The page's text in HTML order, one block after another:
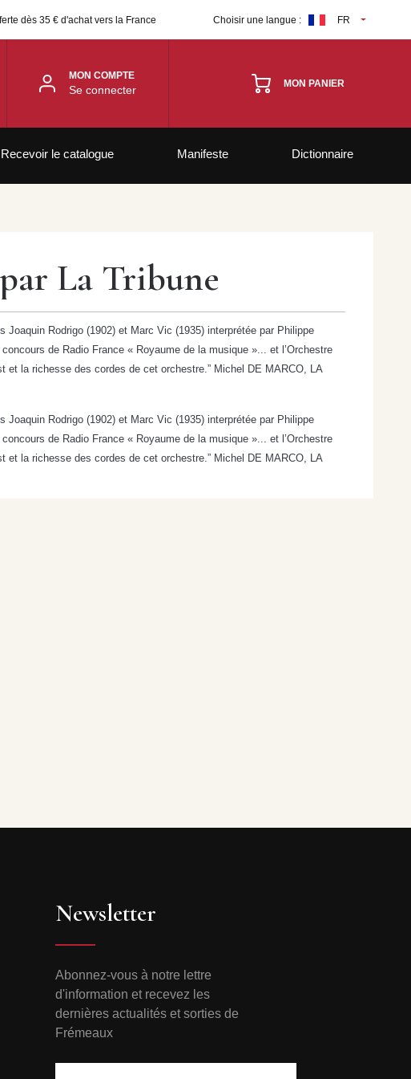
dès 35 € d'achat vers la France Choisir une langue : FR
MON COMPTE
Se connecter MON PANIER
Recevoir le catalogue Manifeste Dictionnaire
La Tribune
Rodrigo (1902) et Marc Vic (1935) interprétée par Philippe
de Radio France « Royaume de la musique »... et l’Orchestre
et la richesse des cordes de cet orchestre.” Michel DE MARCO, LA
Rodrigo (1902) et Marc Vic (1935) interprétée par Philippe
de Radio France « Royaume de la musique »... et l’Orchestre
et la richesse des cordes de cet orchestre.” Michel DE MARCO, LA
Newsletter
Abonnez-vous à notre lettre
d'information et recevez les
dernières actualités et sorties de
Frémeaux